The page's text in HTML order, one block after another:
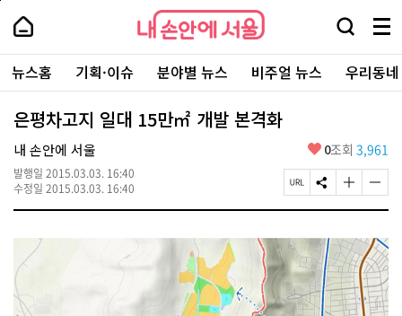
본
로
가
내
손
안
에
서
울
-
서
울
시
대
표
소
포
내
손
에
울
검
창
열
기
메
뉴
전
체
보
주
요
서
뉴스홈 기획·이슈 분야별 뉴스 비주얼 뉴스 우리동
은평차고지 일대 15만㎡ 개발 본격화
내 손안에 서울
발행일 2015.03.03. 16:40
수정일 2015.03.03. 16:40
좋
요
0조회 3,961
페
이
U
R
L
복
사
S
N
공
유
하
기
글
자
기
크
게
변
경
하
글
자
기
작
게
변
경
하
페
상
단
로